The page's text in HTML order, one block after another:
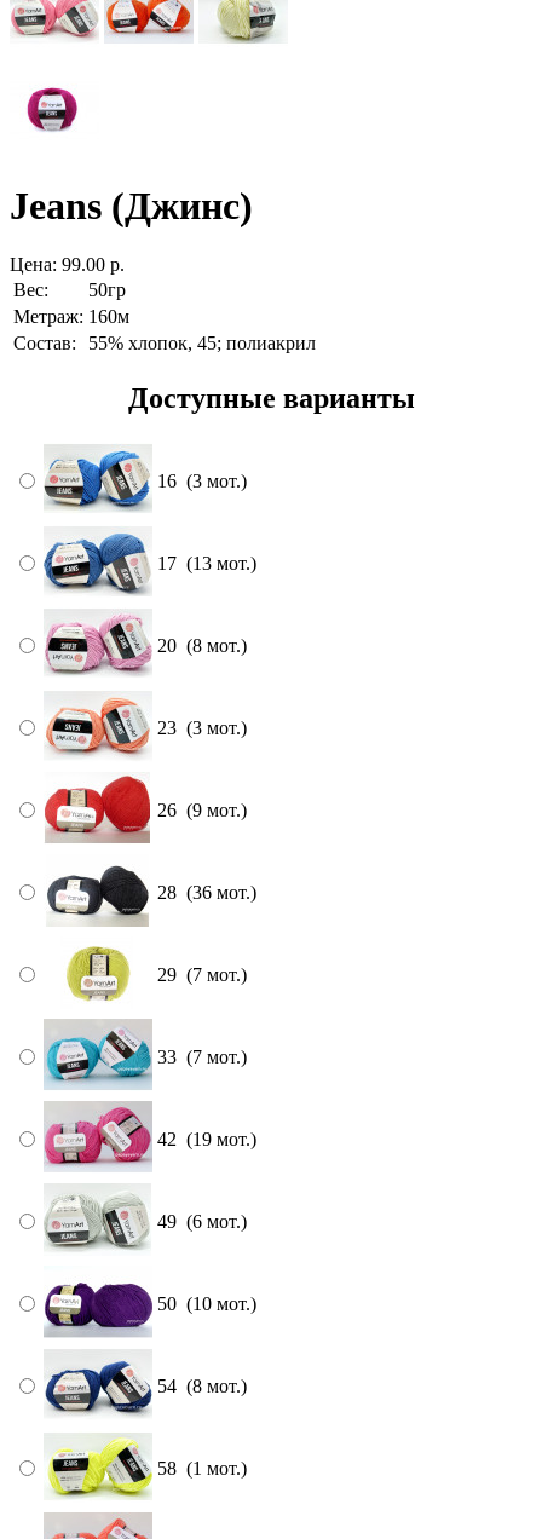
Jeans (Джинс)
Цена: 99.00 р.
Вес:
50гр
Метраж: 160м
Состав:
55% хлопок, 45; полиакрил
Доступные варианты
16 (3 мот.)
17 (13 мот.)
20 (8 мот.)
23 (3 мот.)
26 (9 мот.)
28 (36 мот.)
29 (7 мот.)
33 (7 мот.)
42 (19 мот.)
49 (6 мот.)
50 (10 мот.)
54 (8 мот.)
58 (1 мот.)